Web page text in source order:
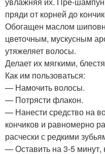
пряди от корней до
Обогащен маслом
цветочным, мускусным
утяжеляет волосы.
Делает их мягкими,
Как им пользоваться:
— Намочить волосы.
— Потрясти флакон.
— Нанести средство на
кончиков и равномерно
расчески с редкими
— Оставить на 3-5 минут,